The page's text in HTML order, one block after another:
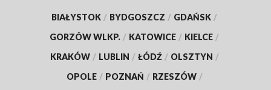
BIAŁYSTOK / BYDGOSZCZ / GDAŃSK /
GORZÓW WLKP. / KATOWICE / KIELCE /
KRAKÓW / LUBLIN / ŁÓDŹ / OLSZTYN /
OPOLE / POZNAŃ / RZESZÓW /